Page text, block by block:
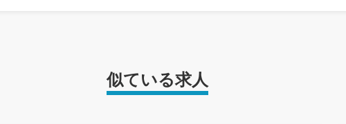
似ている求人